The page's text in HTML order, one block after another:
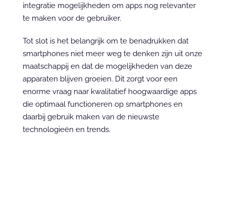
integratie mogelijkheden om apps nog relevanter
te maken voor de gebruiker.
Tot slot is het belangrijk om te benadrukken dat
smartphones niet meer weg te denken zijn uit onze
maatschappij en dat de mogelijkheden van deze
apparaten blijven groeien. Dit zorgt voor een
enorme vraag naar kwalitatief hoogwaardige apps
die optimaal functioneren op smartphones en
daarbij gebruik maken van de nieuwste
technologieën en trends.